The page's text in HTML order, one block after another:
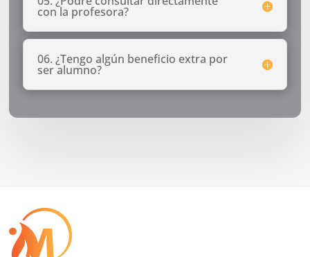
con la profesora?
06. ¿Tengo algún beneficio extra por
ser alumno?